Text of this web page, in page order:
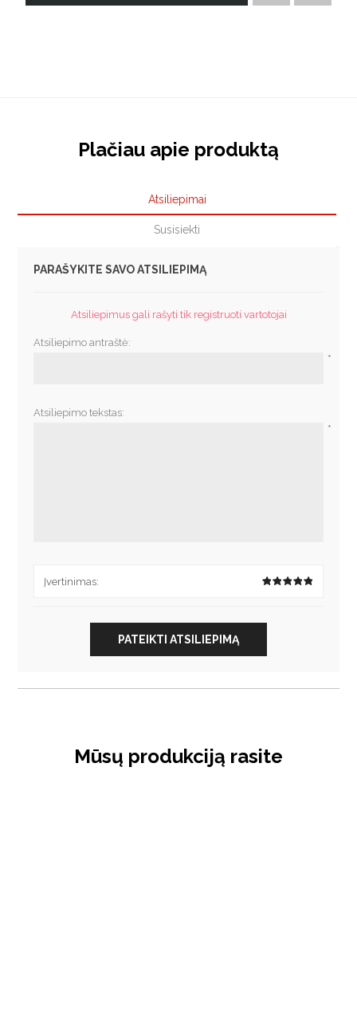
Plačiau apie produktą
Atsiliepimai
Susisiekti
PARAŠYKITE SAVO ATSILIEPIMĄ
Atsiliepimus gali rašyti tik registruoti vartotojai
Atsiliepimo antraštė:
*
Atsiliepimo tekstas:
*
Įvertinimas:
PATEIKTI ATSILIEPIMĄ
Mūsų produkciją rasite